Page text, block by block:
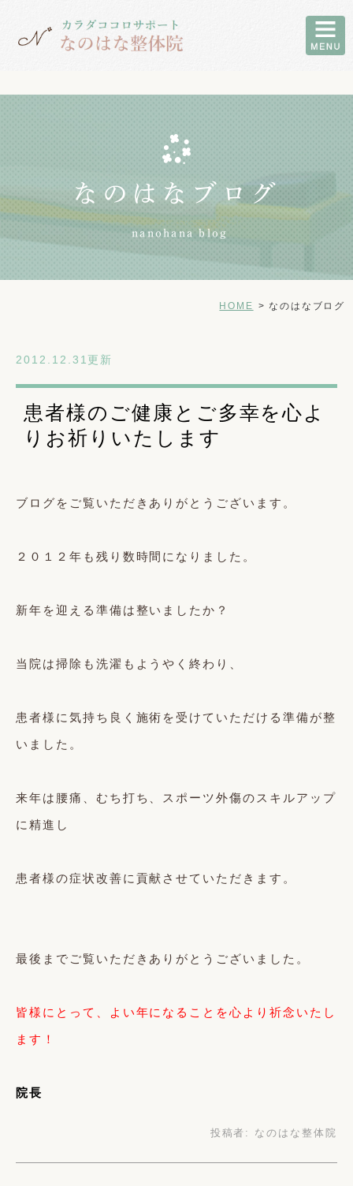
なのはなブログ
nanohana blog
HOME なのはなブログ
2012.12.31更新
患者様のご健康とご多幸を心よ
りお祈りいたします
ブログをご覧いただきありがとうございます。
２０１２年も残り数時間になりました。
新年を迎える準備は整いましたか？
当院は掃除も洗濯もようやく終わり、
患者様に気持ち良く施術を受けていただける準備が整
いました。
来年は腰痛、むち打ち、スポーツ外傷のスキルアップ
に精進し
患者様の症状改善に貢献させていただきます。
最後までご覧いただきありがとうございました。
皆様にとって、よい年になることを心より祈念いたし
ます！
院長
投稿者: なのはな整体院